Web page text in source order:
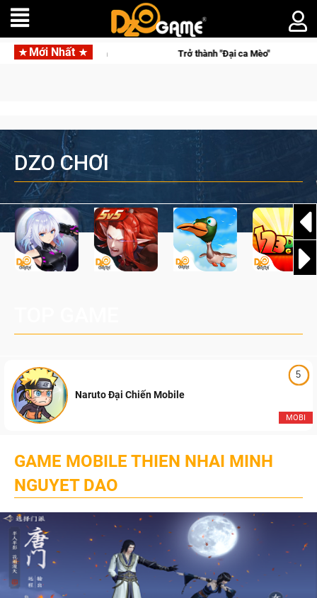
Mới Nhất
lên ngôi vô địch Trở thành "Đại ca Mèo" khuấy đảo thế giới
DZO CHƠI
5
MOBI
Naruto Đại Chiến Mobile
GAME MOBILE THIEN NHAI MINH
NGUYET DAO